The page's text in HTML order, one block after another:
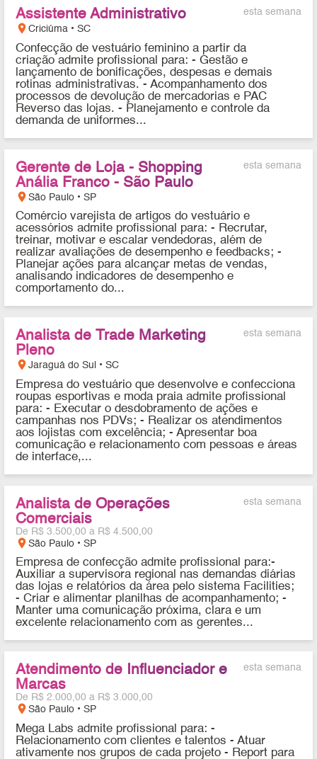
esta semana
Assistente Administrativo
location_onCriciúma • SC
Confecção de vestuário feminino a partir da
criação admite profissional para: - Gestão e
lançamento de bonificações, despesas e demais
rotinas administrativas. - Acompanhamento dos
processos de devolução de mercadorias e PAC
Reverso das lojas. - Planejamento e controle da
demanda de uniformes...
esta semana
Gerente de Loja - Shopping
Anália Franco - São Paulo
location_onSão Paulo • SP
Comércio varejista de artigos do vestuário e
acessórios admite profissional para: - Recrutar,
treinar, motivar e escalar vendedoras, além de
realizar avaliações de desempenho e feedbacks; -
Planejar ações para alcançar metas de vendas,
analisando indicadores de desempenho e
comportamento do...
esta semana
Analista de Trade Marketing
Pleno
location_onJaraguá do Sul • SC
Empresa do vestuário que desenvolve e confecciona
roupas esportivas e moda praia admite profissional
para: - Executar o desdobramento de ações e
campanhas nos PDVs; - Realizar os atendimentos
aos lojistas com excelência; - Apresentar boa
comunicação e relacionamento com pessoas e áreas
de interface,...
esta semana
Analista de Operações
Comerciais
De R$ 3.500,00 a R$ 4.500,00
location_onSão Paulo • SP
Empresa de confecção admite profissional para:-
Auxiliar a supervisora regional nas demandas diárias
das lojas e relatórios da área pelo sistema Facilities;
- Criar e alimentar planilhas de acompanhamento; -
Manter uma comunicação próxima, clara e um
excelente relacionamento com as gerentes...
esta semana
Atendimento de Influenciador e
Marcas
De R$ 2.000,00 a R$ 3.000,00
location_onSão Paulo • SP
Mega Labs admite profissional para: -
Relacionamento com clientes e talentos - Atuar
ativamente nos grupos de cada projeto - Report para